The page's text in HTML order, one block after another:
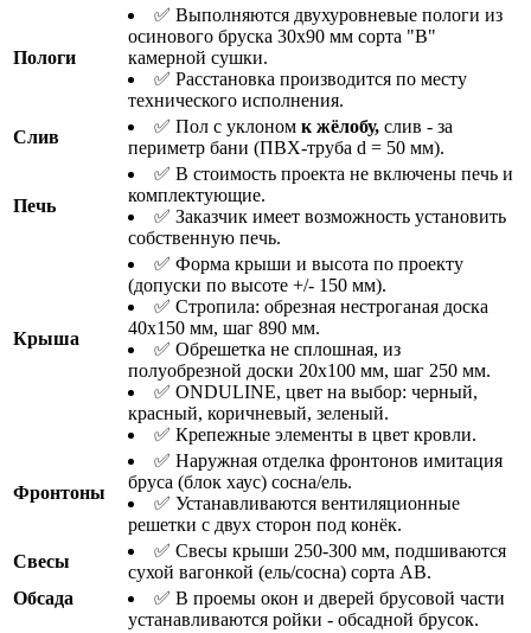
Пологи
✅ Выполняются двухуровневые пологи из
осинового бруска 30х90 мм сорта "В"
камерной сушки.
✅ Расстановка производится по месту
технического исполнения.
Слив
✅ Пол с уклоном к жёлобу, слив - за
периметр бани (ПВХ-труба d = 50 мм).
Печь
✅ В стоимость проекта не включены печь и
комплектующие.
✅ Заказчик имеет возможность установить
собственную печь.
Крыша
✅ Форма крыши и высота по проекту
(допуски по высоте +/- 150 мм).
✅ Стропила: обрезная нестроганая доска
40х150 мм, шаг 890 мм.
✅ Обрешетка не сплошная, из
полуобрезной доски 20х100 мм, шаг 250 мм.
✅ ONDULINE, цвет на выбор: черный,
красный, коричневый, зеленый.
✅ Крепежные элементы в цвет кровли.
Фронтоны
✅ Наружная отделка фронтонов имитация
бруса (блок хаус) сосна/ель.
✅ Устанавливаются вентиляционные
решетки с двух сторон под конёк.
Свесы
✅ Свесы крыши 250-300 мм, подшиваются
сухой вагонкой (ель/сосна) сорта АВ.
Обсада
✅ В проемы окон и дверей брусовой части
устанавливаются ройки - обсадной брусок.